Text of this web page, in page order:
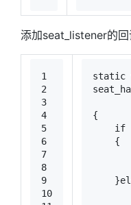
添加seat_listener的
1
2
3
4
5
6
7
8
9
10
static
{
if
    {
    }